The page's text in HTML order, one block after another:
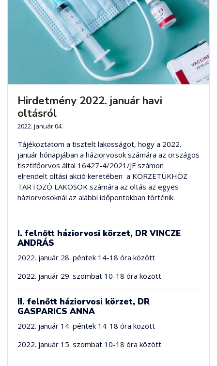
Hirdetmény 2022. január havi
oltásról
2022. január 04.
Tájékoztatom a tisztelt lakosságot, hogy a 2022.
január hónapjában a háziorvosok számára az országos
tisztifőorvos által 16427-4/2021/JF számon
elrendelt oltási akció keretében a KÖRZETÜKHÖZ
TARTOZÓ LAKOSOK számára az oltás az egyes
háziorvosoknál az alábbi időpontokban történik.
I. felnőtt háziorvosi körzet, DR VINCZE
ANDRÁS
2022. január 28. péntek 14-18 óra között
2022. január 29. szombat 10-18 óra között
II. felnőtt háziorvosi körzet, DR
GASPARICS ANNA
2022. január 14. péntek 14-18 óra között
2022. január 15. szombat 10-18 óra között